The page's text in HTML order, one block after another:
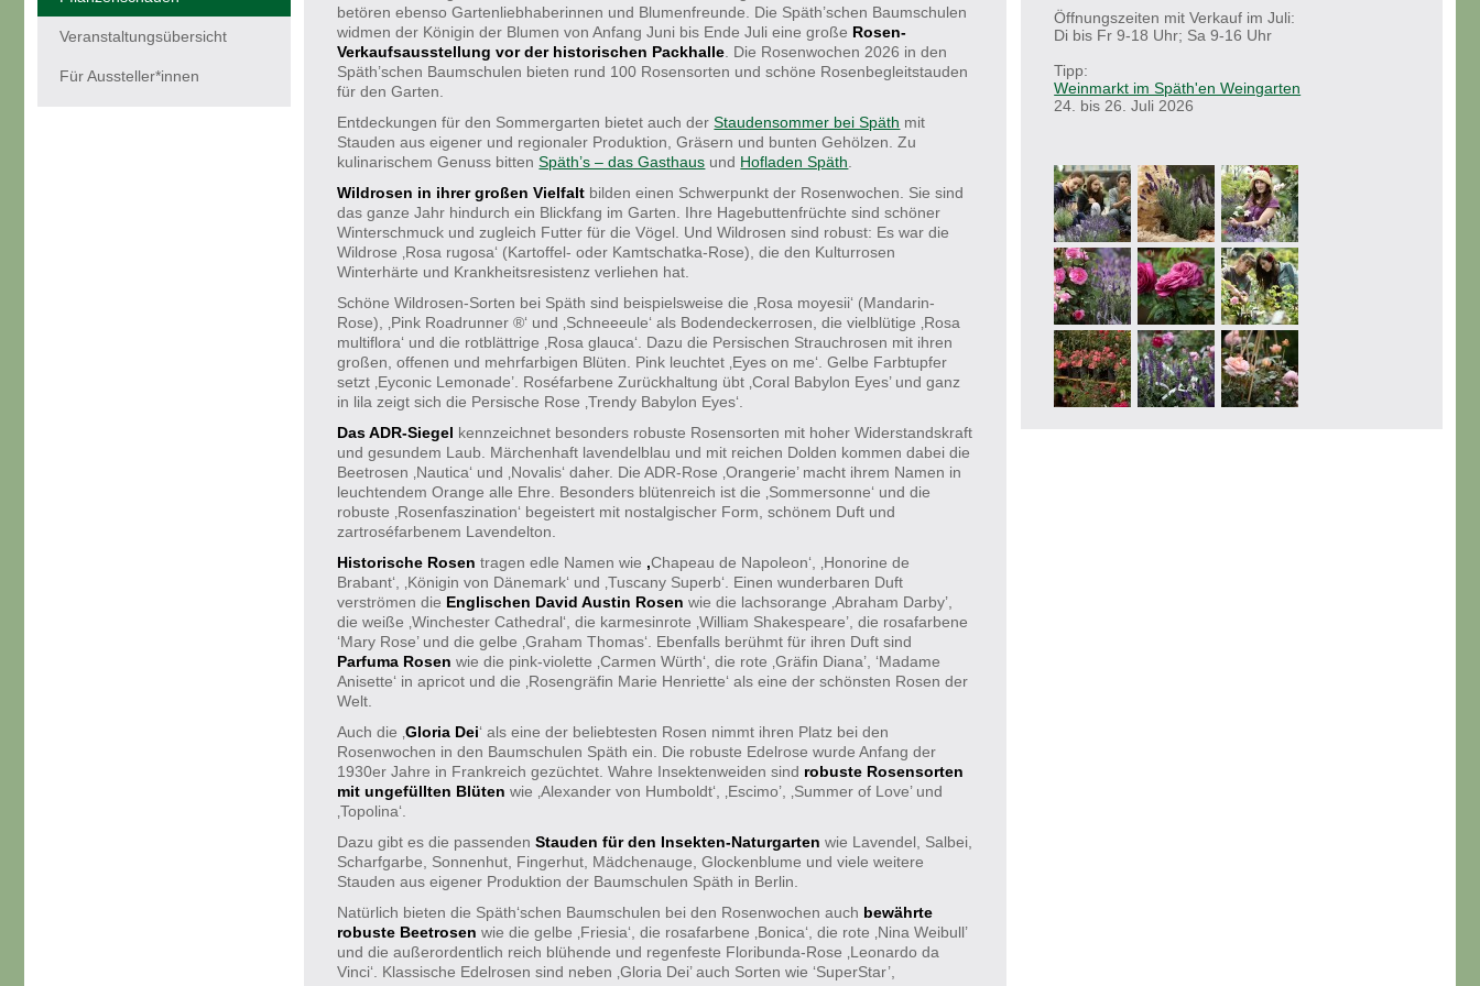
Veranstaltungsübersicht
Für Aussteller*innen
betören ebenso Gartenliebhaberinnen und Blumenfreunde. Die Späth’schen Baumschulen
widmen der Königin der Blumen von Anfang Juni bis Ende Juli eine große Rosen-
Verkaufsausstellung vor der historischen Packhalle . Die Rosenwochen 2026 in den
Späth’schen Baumschulen bieten rund 100 Rosensorten und schöne Rosenbegleitstauden
für den Garten.
Entdeckungen für den Sommergarten bietet auch derStaudensommer bei Späth mit
Stauden aus eigener und regionaler Produktion, Gräsern und bunten Gehölzen. Zu
kulinarischem Genuss bittenSpäth’s – das Gasthaus und Hofladen Späth
Wildrosen in ihrer großen Vielfalt bilden einen Schwerpunkt der Rosenwochen. Sie sind
das ganze Jahr hindurch ein Blickfang im Garten. Ihre Hagebuttenfrüchte sind schöner
Winterschmuck und zugleich Futter für die Vögel. Und Wildrosen sind robust: Es war die
Wildrose ‚Rosa rugosa‘ (Kartoffel- oder Kamtschatka-Rose), die den Kulturrosen
Winterhärte und Krankheitsresistenz verliehen hat.
Schöne Wildrosen-Sorten bei Späth sind beispielsweise die ‚Rosa moyesii‘ (Mandarin-
Rose), ‚Pink Roadrunner ®‘ und ‚Schneeeule‘ als Bodendeckerrosen, die vielblütige ‚Rosa
multiflora‘ und die rotblättrige ‚Rosa glauca‘. Dazu die Persischen Strauchrosen mit ihren
großen, offenen und mehrfarbigen Blüten. Pink leuchtet ‚Eyes on me‘. Gelbe Farbtupfer
setzt ‚Eyconic Lemonade’. Roséfarbene Zurückhaltung übt ‚Coral Babylon Eyes’ und ganz
in lila zeigt sich die Persische Rose ‚Trendy Babylon Eyes‘.
Das ADR-Siegel kennzeichnet besonders robuste Rosensorten mit hoher Widerstandskraft
und gesundem Laub. Märchenhaft lavendelblau und mit reichen Dolden kommen dabei die
Beetrosen ‚Nautica‘ und ‚Novalis‘ daher. Die ADR-Rose ‚Orangerie’ macht ihrem Namen in
leuchtendem Orange alle Ehre. Besonders blütenreich ist die ‚Sommersonne‘ und die
robuste ‚Rosenfaszination‘ begeistert mit nostalgischer Form, schönem Duft und
zartroséfarbenem Lavendelton.
Historische Rosentragen edle Namen wie ‚Chapeau de Napoleon‘, ‚Honorine de
Brabant‘, ‚Königin von Dänemark‘ und ‚Tuscany Superb‘. Einen wunderbaren Duft
verströmen die Englischen David Austin Rosenwie die lachsorange ‚Abraham Darby’,
die weiße ‚Winchester Cathedral‘, die karmesinrote ‚William Shakespeare’, die rosafarbene
‘Mary Rose’ und die gelbe ‚Graham Thomas‘. Ebenfalls berühmt für ihren Duft sind
Parfuma Rosen wie die pink-violette ‚Carmen Würth‘, die rote ‚Gräfin Diana’, ‘Madame
Anisette‘ in apricot und die ‚Rosengräfin Marie Henriette‘ als eine der schönsten Rosen der
Welt.
Auch die ‚Gloria Dei‘ als eine der beliebtesten Rosen nimmt ihren Platz bei den
Rosenwochen in den Baumschulen Späth ein. Die robuste Edelrose wurde Anfang der
1930er Jahre in Frankreich gezüchtet. Wahre Insektenweiden sind robuste Rosensorten
mit ungefüllten Blüten wie ‚Alexander von Humboldt‘, ‚Escimo’, ‚Summer of Love’ und
‚Topolina‘.
Dazu gibt es die passendenStauden für den Insekten-Naturgarten wie Lavendel, Salbei,
Scharfgarbe, Sonnenhut, Fingerhut, Mädchenauge, Glockenblume und viele weitere
Stauden aus eigener Produktion der Baumschulen Späth in Berlin.
Natürlich bieten die Späth‘schen Baumschulen bei den Rosenwochen auch bewährte
robuste Beetrosen wie die gelbe ‚Friesia‘, die rosafarbene ‚Bonica‘, die rote ‚Nina Weibull’
und die außerordentlich reich blühende und regenfeste Floribunda-Rose ‚Leonardo da
Vinci‘. Klassische Edelrosen sind neben ‚Gloria Dei’ auch Sorten wie ‘SuperStar’,
Öffnungszeiten mit Verkauf im Juli:
Di bis Fr 9-18 Uhr; Sa 9-16 Uhr
Tipp:
Weinmarkt im Späth'en Weingarten
24. bis 26. Juli 2026